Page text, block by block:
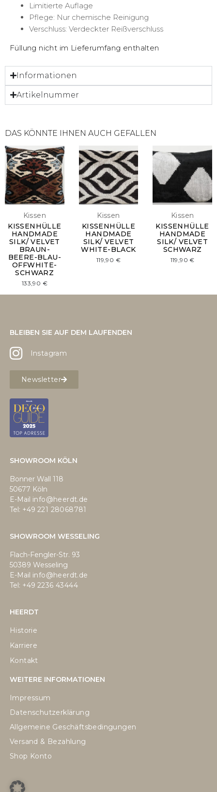
Limitierte Auflage
Pflege: Nur chemische Reinigung
Verschluss: Verdeckter Reißverschluss
Füllung nicht im Lieferumfang enthalten
Informationen
Artikelnummer
DAS KÖNNTE IHNEN AUCH GEFALLEN
Kissen
KISSENHÜLLE
HANDMADE
SILK/ VELVET
BRAUN-
BEERE-BLAU-
OFFWHITE-
SCHWARZ
133,90 €
Kissen
KISSENHÜLLE
HANDMADE
SILK/ VELVET
WHITE-BLACK
119,90 €
Kissen
KISSENHÜLLE
HANDMADE
SILK/ VELVET
SCHWARZ
119,90€
BLEIBEN SIE AUF DEM LAUFENDEN
Instagram
Newsletter
SHOWROOM KÖLN
Bonner Wall 118
50677 Köln
E-Mail info@heerdt.de
Tel: +49 221 28068781
SHOWROOM WESSELING
Flach-Fengler-Str. 93
50389 Wesseling
E-Mail info@heerdt.de
Tel: +49 2236 43444
HEERDT
Historie
Karriere
Kontakt
WEITERE INFORMATIONEN
Impressum
Datenschutzerklärung
Allgemeine Geschäftsbedingungen
Versand & Bezahlung
Shop Konto